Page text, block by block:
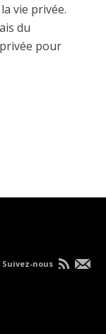
vie privée.
du
pour
Suivez-nous